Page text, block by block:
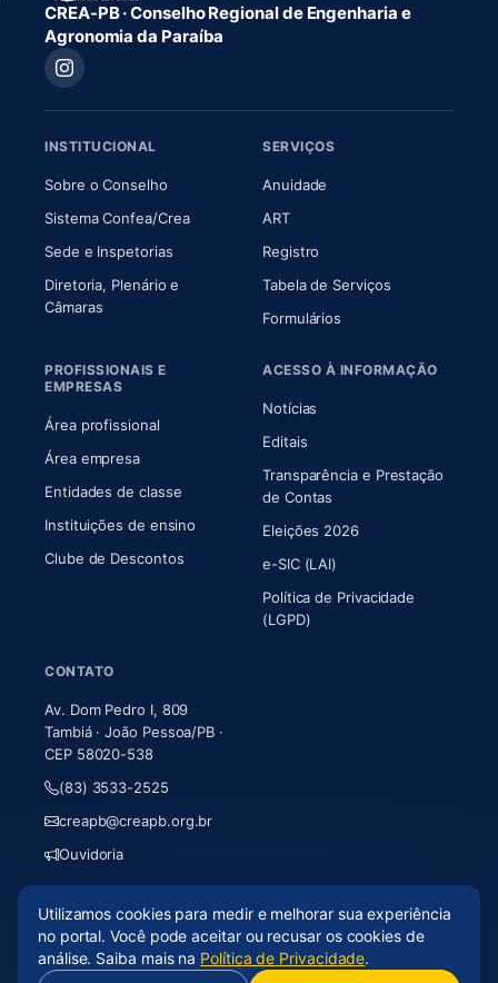
CREA-PB · Conselho Regional de Engenharia e
Agronomia da Paraíba
INSTITUCIONAL
Sobre o Conselho(abre em nova aba)
Sistema Confea/Crea(abre em nova aba)
Sede e Inspetorias
Diretoria, Plenário e
Câmaras(abre em nova aba)
SERVIÇOS
Anuidade
ART(abre em nova aba)
Registro
Tabela de Serviços
Formulários
PROFISSIONAIS E
EMPRESAS
Área profissional
Área empresa
Entidades de classe
Instituições de ensino
Clube de Descontos
ACESSO À INFORMAÇÃO
Notícias
Editais
Transparência e Prestação
de Contas
Eleições 2026
e-SIC (LAI)
Política de Privacidade
(LGPD)
CONTATO
Av. Dom Pedro I, 809
Tambiá · João Pessoa/PB ·
CEP 58020-538
(83) 3533-2525
creapb@creapb.org.br
Ouvidoria
© 2026 CREA-PB · Todos os direitos reservados
Acessibilidade
Mapa do site· LGPD
Utilizamos cookies para medir e melhorar sua experiência
no portal. Você pode aceitar ou recusar os cookies de
análise. Saiba mais na Política de Privacidade.